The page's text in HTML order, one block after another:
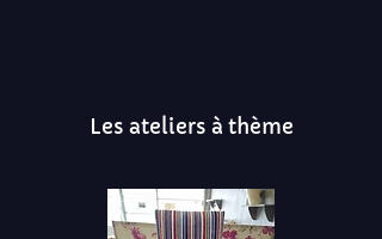
Les ateliers à thème